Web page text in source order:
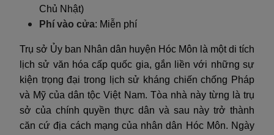
Chủ Nhật)
Phí vào cửa: Miễn phí
Trụ sở Ủy ban Nhân dân huyện Hóc Môn là một di tích
lịch sử văn hóa cấp quốc gia, gắn liền với những sự
kiện trọng đại trong lịch sử kháng chiến chống Pháp
và Mỹ của dân tộc Việt Nam. Tòa nhà này từng là trụ
sở của chính quyền thực dân và sau này trở thành
căn cứ địa cách mạng của nhân dân Hóc Môn. Ngày